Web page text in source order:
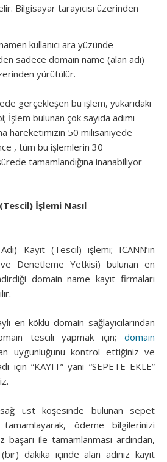
Bilgisayar tarayıcısı üzerinden
kullanıcı ara yüzünde
sadece domain name (alan adı)
yürütülür.
gerçekleşen bu işlem, yukarıdaki
İşlem bulunan çok sayıda adımı
hareketimizin 50 milisaniyede
, tüm bu işlemlerin 30
tamamlandığına inanabiliyor
İşlemi Nasıl
Kayıt (Tescil) işlemi; ICANN’in
Denetleme Yetkisi) bulunan en
domain name kayıt firmaları
en köklü domain sağlayıcılarından
tescili yapmak için; domain
uygunluğunu kontrol ettiğiniz ve
için “KAYIT” yani “SEPETE EKLE”
sağ üst köşesinde bulunan sepet
ödeme bilgilerinizi
başarı ile tamamlanması ardından,
dakika içinde alan adınız kayıt